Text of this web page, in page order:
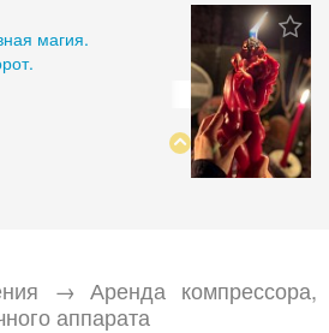
магия.
→ Аренда компрессора,
аппарата